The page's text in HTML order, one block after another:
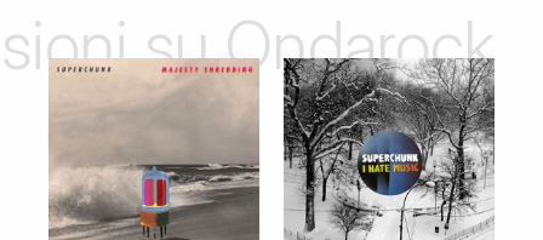
su Ondarock